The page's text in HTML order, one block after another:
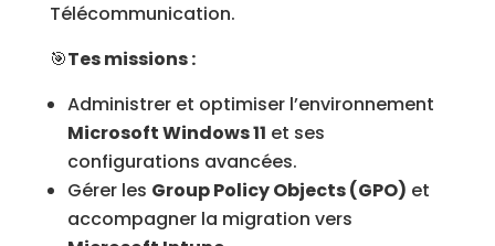
Télécommunication.
🎯Tes missions :
Administrer et optimiser l’environnement
Microsoft Windows 11 et ses
configurations avancées.
Gérer les Group Policy Objects (GPO) et
accompagner la migration vers